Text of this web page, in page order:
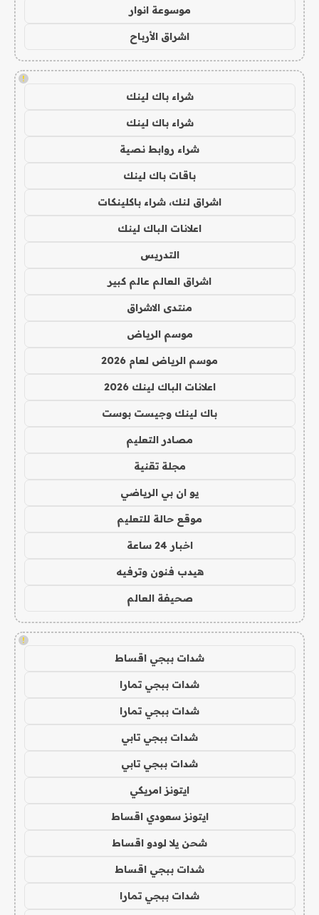
موسوعة انوار
اشراق الأرباح
!
شراء باك لينك
شراء باك لينك
شراء روابط نصية
باقات باك لينك
اشراق لنك، شراء باكلينكات
اعلانات الباك لينك
التدريس
اشراق العالم عالم كبير
منتدى الاشراق
موسم الرياض
موسم الرياض لعام 2026
اعلانات الباك لينك 2026
باك لينك وجيست بوست
مصادر التعليم
مجلة تقنية
يو ان بي الرياضي
موقع حالة للتعليم
اخبار 24 ساعة
هيدب فنون وترفيه
صحيفة العالم
!
شدات ببجي اقساط
شدات ببجي تمارا
شدات ببجي تمارا
شدات ببجي تابي
شدات ببجي تابي
ايتونز امريكي
ايتونز سعودي اقساط
شحن يلا لودو اقساط
شدات ببجي اقساط
شدات ببجي تمارا